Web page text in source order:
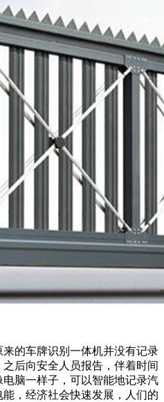
的车牌识别一体机并没有记录
后向安全人员报告，伴着时间
脑一样子，可以智能地记录汽
，经济社会快速发展，人们的